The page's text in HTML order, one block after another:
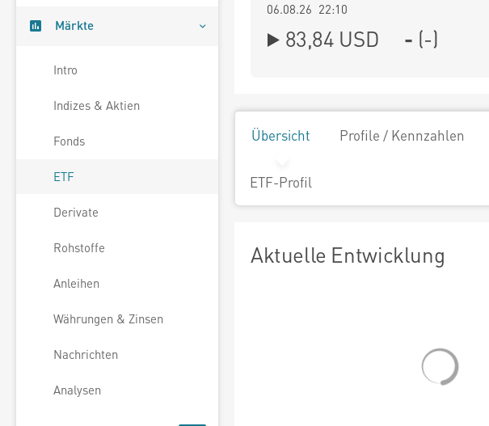
Märkte
Intro
Indizes & Aktien
Fonds
ETF
Derivate
Rohstoffe
Anleihen
Währungen & Zinsen
Nachrichten
Analysen
06.08.26 22:10
83,84 USD - (-)
Übersicht Profile / Kennzahlen
ETF-Profil
Aktuelle Entwicklung